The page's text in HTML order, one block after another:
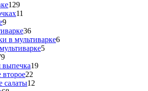
129
11
9
36
в мультиварке6
5
выпечка19
второе22
салаты12